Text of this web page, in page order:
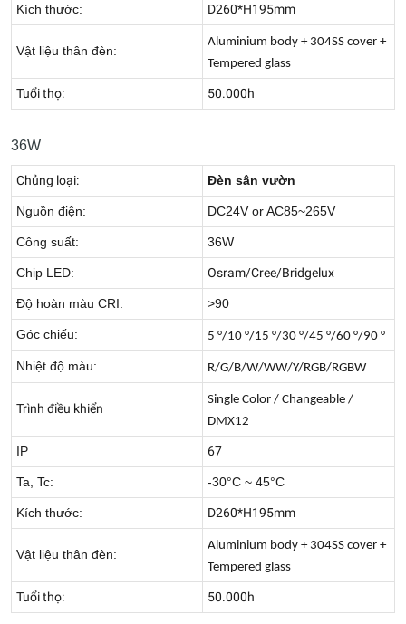
Kích thước: D260*H195mm
Vật liệu thân đèn:
Aluminium body + 304SS cover +
Tempered glass
Tuổi thọ: 50.000h
36W
Chủng loại: Đèn sân vườn
Nguồn điện: DC24V or AC85~265V
Công suất: 36W
Chip LED: Osram/Cree/Bridgelux
Độ hoàn màu CRI: >90
Góc chiếu: 5 °/10 °/15 °/30 °/45 °/60 °/90 °
Nhiệt độ màu: R/G/B/W/WW/Y/RGB/RGBW
Trình điều khiển
Single Color / Changeable /
DMX12
IP 67
Ta, Tc: -30°C ~ 45°C
Kích thước: D260*H195mm
Vật liệu thân đèn:
Aluminium body + 304SS cover +
Tempered glass
Tuổi thọ: 50.000h